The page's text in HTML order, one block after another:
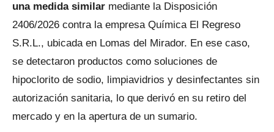
una medida similar mediante la Disposición
2406/2026 contra la empresa Química El Regreso
S.R.L., ubicada en Lomas del Mirador. En ese caso,
se detectaron productos como soluciones de
hipoclorito de sodio, limpiavidrios y desinfectantes sin
autorización sanitaria, lo que derivó en su retiro del
mercado y en la apertura de un sumario.